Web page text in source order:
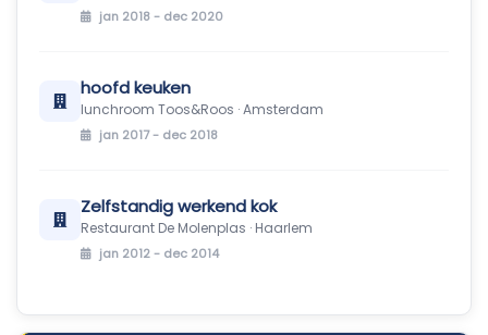
jan 2018 - dec 2020
hoofd keuken
lunchroom Toos&Roos · Amsterdam
jan 2017 - dec 2018
Zelfstandig werkend kok
Restaurant De Molenplas · Haarlem
jan 2012 - dec 2014